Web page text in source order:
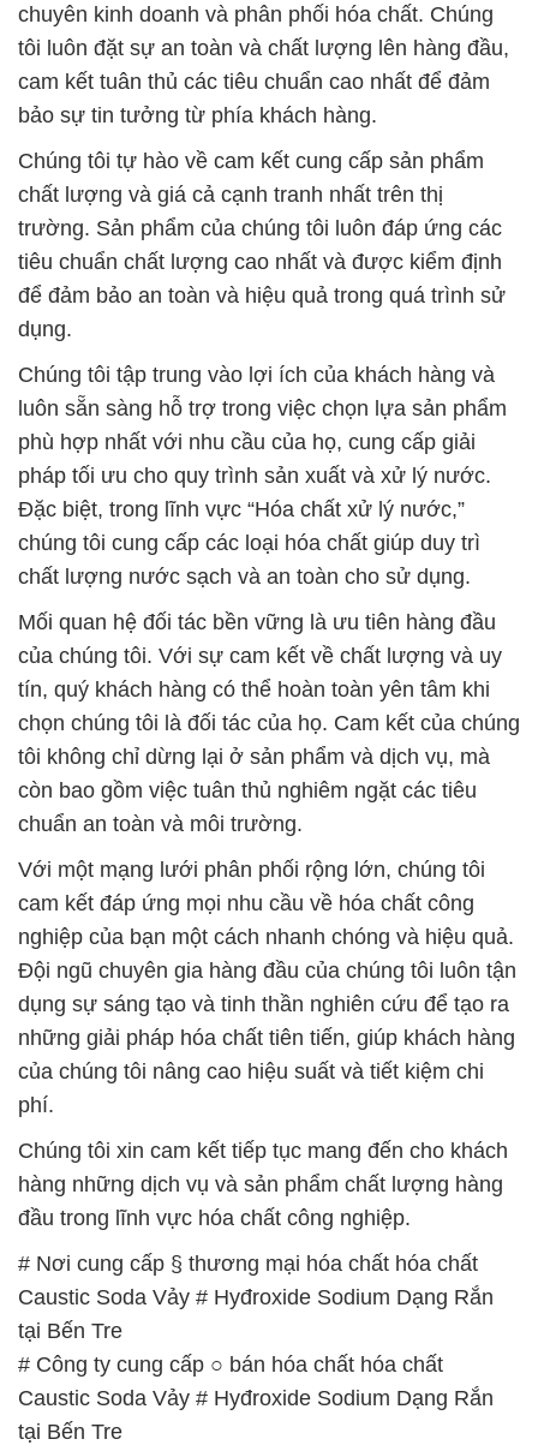
chuyên kinh doanh và phân phối hóa chất. Chúng
tôi luôn đặt sự an toàn và chất lượng lên hàng đầu,
cam kết tuân thủ các tiêu chuẩn cao nhất để đảm
bảo sự tin tưởng từ phía khách hàng.
Chúng tôi tự hào về cam kết cung cấp sản phẩm
chất lượng và giá cả cạnh tranh nhất trên thị
trường. Sản phẩm của chúng tôi luôn đáp ứng các
tiêu chuẩn chất lượng cao nhất và được kiểm định
để đảm bảo an toàn và hiệu quả trong quá trình sử
dụng.
Chúng tôi tập trung vào lợi ích của khách hàng và
luôn sẵn sàng hỗ trợ trong việc chọn lựa sản phẩm
phù hợp nhất với nhu cầu của họ, cung cấp giải
pháp tối ưu cho quy trình sản xuất và xử lý nước.
Đặc biệt, trong lĩnh vực “Hóa chất xử lý nước,”
chúng tôi cung cấp các loại hóa chất giúp duy trì
chất lượng nước sạch và an toàn cho sử dụng.
Mối quan hệ đối tác bền vững là ưu tiên hàng đầu
của chúng tôi. Với sự cam kết về chất lượng và uy
tín, quý khách hàng có thể hoàn toàn yên tâm khi
chọn chúng tôi là đối tác của họ. Cam kết của chúng
tôi không chỉ dừng lại ở sản phẩm và dịch vụ, mà
còn bao gồm việc tuân thủ nghiêm ngặt các tiêu
chuẩn an toàn và môi trường.
Với một mạng lưới phân phối rộng lớn, chúng tôi
cam kết đáp ứng mọi nhu cầu về hóa chất công
nghiệp của bạn một cách nhanh chóng và hiệu quả.
Đội ngũ chuyên gia hàng đầu của chúng tôi luôn tận
dụng sự sáng tạo và tinh thần nghiên cứu để tạo ra
những giải pháp hóa chất tiên tiến, giúp khách hàng
của chúng tôi nâng cao hiệu suất và tiết kiệm chi
phí.
Chúng tôi xin cam kết tiếp tục mang đến cho khách
hàng những dịch vụ và sản phẩm chất lượng hàng
đầu trong lĩnh vực hóa chất công nghiệp.
# Nơi cung cấp § thương mại hóa chất hóa chất
Caustic Soda Vảy # Hyđroxide Sodium Dạng Rắn
tại Bến Tre
# Công ty cung cấp ○ bán hóa chất hóa chất
Caustic Soda Vảy # Hyđroxide Sodium Dạng Rắn
tại Bến Tre